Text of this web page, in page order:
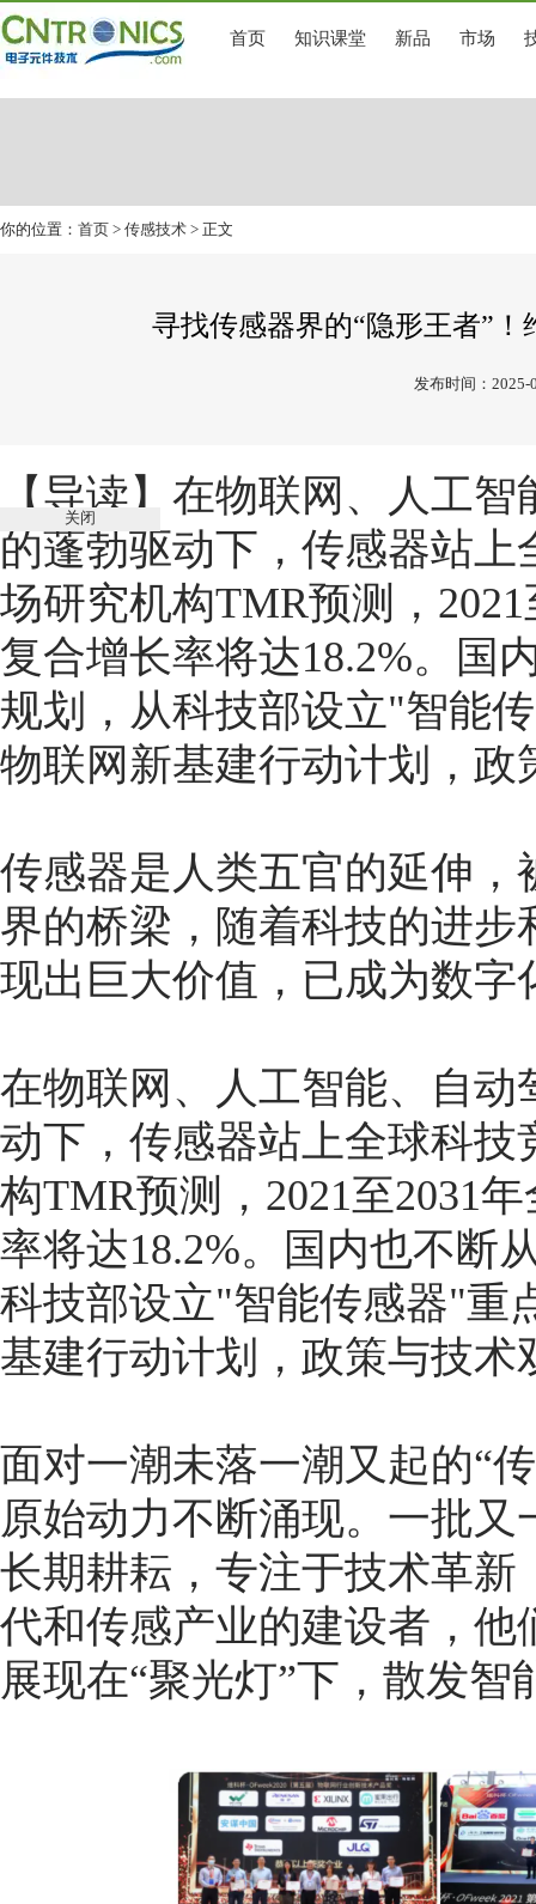
首页 知识课堂 新品 市场
你的位置： 首页 > 传感技术 > 正文
寻找传感器界的“隐形王者”！
发布时间：2025-
【导读】在物联网、人工
的蓬勃驱动下，传感器站
场研究机构TMR预测，
复合增长率将达18.2%。国
规划，从科技部设立"智能
物联网新基建行动计划，
传感器是人类五官的延伸
界的桥梁，随着科技的进
现出巨大价值，已成为数
在物联网、人工智能、自
动下，传感器站上全球科
构TMR预测，2021至2031
率将达18.2%。国内也不断
科技部设立"智能传感器"重
基建行动计划，政策与技术
面对一潮未落一潮又起的“
原始动力不断涌现。一批又
长期耕耘，专注于技术革
代和传感产业的建设者，
展现在“聚光灯”下，散发
关闭